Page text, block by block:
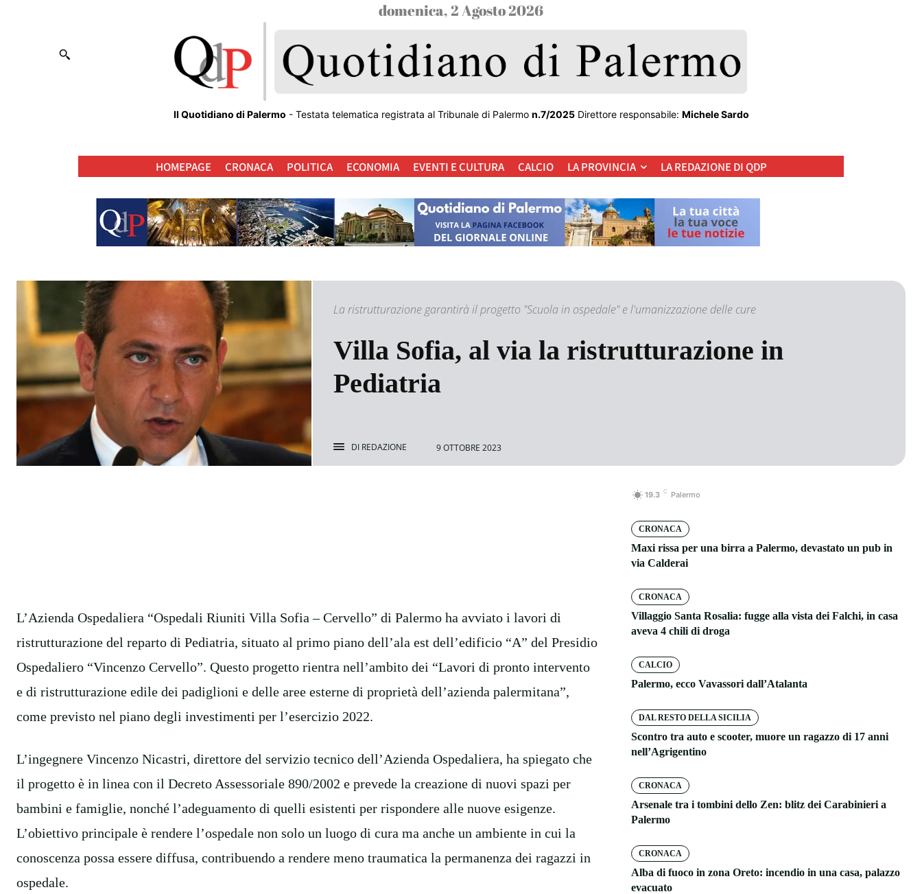
domenica, 2 Agosto 2026
Il Quotidiano di Palermo - Testata telematica registrata al Tribunale di Palermo n.7/2025Direttore responsabile: Michele Sardo
HOMEPAGE CRONACA POLITICA ECONOMIA EVENTI E CULTURA CALCIO LA PROVINCIA LA REDAZIONE DI QDP
La ristrutturazione garantirà il progetto "Scuola in ospedale" e l'umanizzazione delle cure
Villa Sofia, al via la ristrutturazione in
Pediatria
DI REDAZIONE 9 OTTOBRE 2023
L’Azienda Ospedaliera “Ospedali Riuniti Villa Sofia – Cervello” di Palermo ha avviato i lavori di
ristrutturazione del reparto di Pediatria, situato al primo piano dell’ala est dell’edificio “A” del Presidio
Ospedaliero “Vincenzo Cervello”. Questo progetto rientra nell’ambito dei “Lavori di pronto intervento
e di ristrutturazione edile dei padiglioni e delle aree esterne di proprietà dell’azienda palermitana”,
come previsto nel piano degli investimenti per l’esercizio 2022.
L’ingegnere Vincenzo Nicastri, direttore del servizio tecnico dell’Azienda Ospedaliera, ha spiegato che
il progetto è in linea con il Decreto Assessoriale 890/2002 e prevede la creazione di nuovi spazi per
bambini e famiglie, nonché l’adeguamento di quelli esistenti per rispondere alle nuove esigenze.
L’obiettivo principale è rendere l’ospedale non solo un luogo di cura ma anche un ambiente in cui la
conoscenza possa essere diffusa, contribuendo a rendere meno traumatica la permanenza dei ragazzi in
ospedale.
19.3 C Palermo
CRONACA
Maxi rissa per una birra a Palermo, devastato un pub in
via Calderai
CRONACA
Villaggio Santa Rosalia: fugge alla vista dei Falchi, in casa
aveva 4 chili di droga
CALCIO
Palermo, ecco Vavassori dall’Atalanta
DAL RESTO DELLA SICILIA
Scontro tra auto e scooter, muore un ragazzo di 17 anni
nell’Agrigentino
CRONACA
Arsenale tra i tombini dello Zen: blitz dei Carabinieri a
Palermo
CRONACA
Alba di fuoco in zona Oreto: incendio in una casa, palazzo
evacuato